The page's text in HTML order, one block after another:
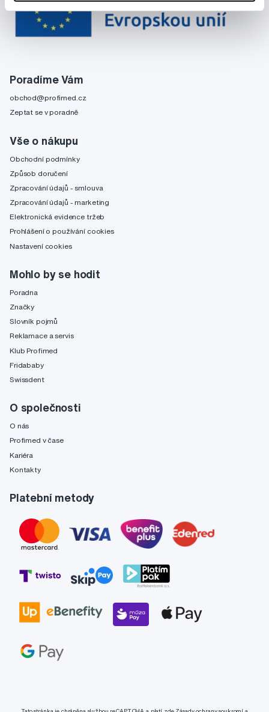
Poradíme Vám
obchod@profimed.cz
Zeptat se v poradně
Vše o nákupu
Obchodní podmínky
Způsob doručení
Zpracování údajů - smlouva
Zpracování údajů - marketing
Elektronická evidence tržeb
Prohlášení o používání cookies
Nastavení cookies
Mohlo by se hodit
Poradna
Značky
Slovník pojmů
Reklamace a servis
Klub Profimed
Fridababy
Swissdent
O společnosti
O nás
Profimed v čase
Kariéra
Kontakty
Platební metody